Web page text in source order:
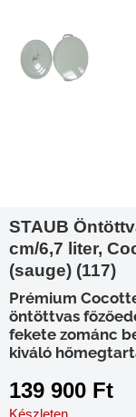
STAUB
cm/6,7 liter,
(sauge) (117)
Prémium
öntöttvas
fekete zománc
kiváló
139 900 Ft
Készleten